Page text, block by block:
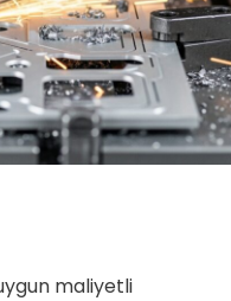
maliyetli